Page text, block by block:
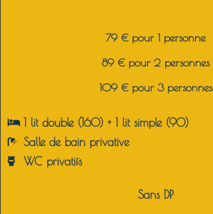
79 € pour 1 personne
89 € pour 2 personnes
109 € pour 3 personnes
1 lit double (160) + 1 lit simple (90)
Salle de bain privative
WC privatifs
Sans DP